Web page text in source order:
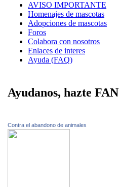
AVISO IMPORTANTE
Homenajes de mascotas
Adopciones de mascotas
Foros
Colabora con nosotros
Enlaces de interes
Ayuda (FAQ)
Ayudanos, hazte FAN
Contra el abandono de animales